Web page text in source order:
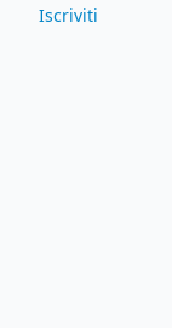
Iscriviti